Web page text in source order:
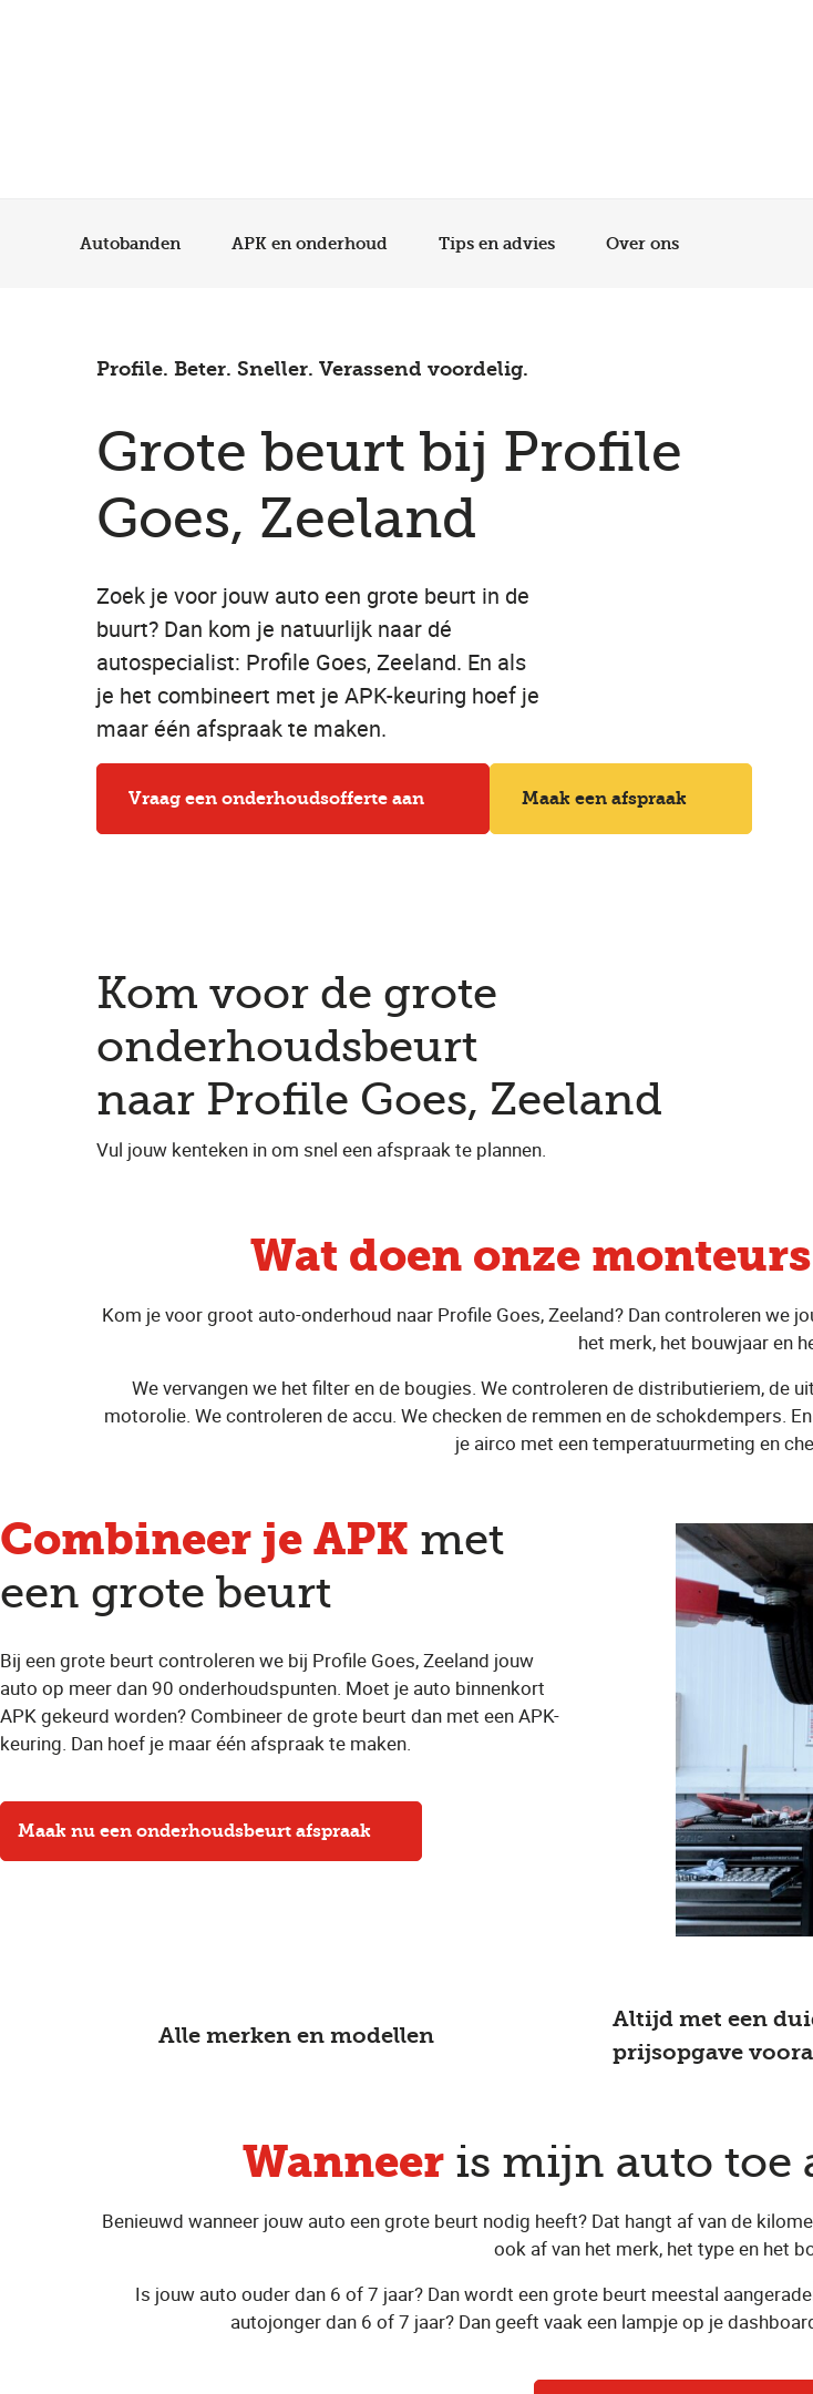
Autobanden APK en onderhoud Tips en advies Over ons
Profile. Beter. Sneller. Verassend voordelig.
Grote beurt bij Profile
Goes, Zeeland
Zoek je voor jouw auto een grote beurt in de
buurt? Dan kom je natuurlijk naar dé
autospecialist: Profile Goes, Zeeland. En als
je het combineert met je APK-keuring hoef je
maar één afspraak te maken.
Vraag een onderhoudsofferte aan Maak een afspraak
Kom voor de grote
onderhoudsbeurt
naar Profile Goes, Zeeland
Vul jouw kenteken in om snel een afspraak te plannen.
Wat doen onze monteurs
Kom je voor groot auto-onderhoud naar Profile Goes, Zeeland? Dan controleren we
het merk, het bouwjaar en
We vervangen we het filter en de bougies. We controleren de distributieriem, de
motorolie. We controleren de accu. We checken de remmen en de schokdempers.
je airco met een temperatuurmeting en
Combineer je APK met
een grote beurt
Bij een grote beurt controleren we bij Profile Goes, Zeeland jouw
auto op meer dan 90 onderhoudspunten. Moet je auto binnenkort
APK gekeurd worden? Combineer de grote beurt dan met een APK-
keuring. Dan hoef je maar één afspraak te maken.
Maak nu een onderhoudsbeurt afspraak
Alle merken en modellen
Altijd met een
prijsopgave
Wanneer is mijn auto toe
Benieuwd wanneer jouw auto een grote beurt nodig heeft? Dat hangt af van de
ook af van het merk, het type en het
Is jouw auto ouder dan 6 of 7 jaar? Dan wordt een grote beurt meestal
autojonger dan 6 of 7 jaar? Dan geeft vaak een lampje op je